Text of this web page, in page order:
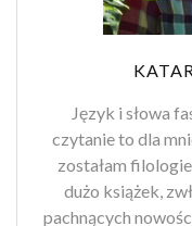
Język i słowa
czytanie to dla
zostałam
dużo książek,
pachnących